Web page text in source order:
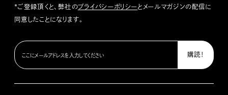
*ご登録頂くと、弊社のプライバシーポリシーとメールマガジンの配信に
同意したことになります。